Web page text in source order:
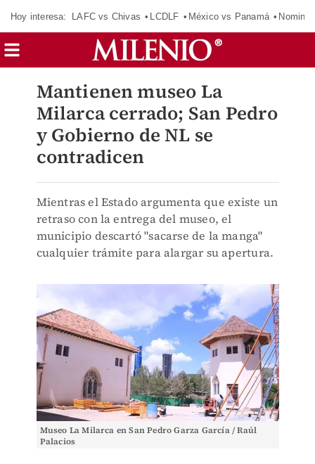
Hoy interesa: LAFC vs Chivas LCDLF México vs Panamá
Mantienen museo La
Milarca cerrado; San Pedro
y Gobierno de NL se
contradicen
Mientras el Estado argumenta que existe un
retraso con la entrega del museo, el
municipio descartó "sacarse de la manga"
cualquier trámite para alargar su apertura.
Museo La Milarca en San Pedro Garza García / Raúl
Palacios